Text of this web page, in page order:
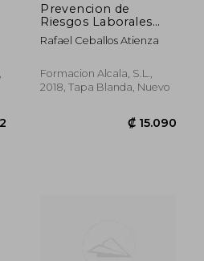
Prevencion de
Riesgos Laborales
Para Podologos 2
Edición
Rafael Ceballos Atienza
Formacion Alcala, S.L.,
2018, Tapa Blanda, Nuevo